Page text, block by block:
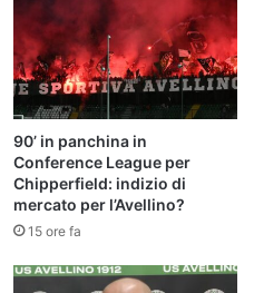
90’ in panchina in
Conference League per
Chipperfield: indizio di
mercato per l’Avellino?
15 ore fa